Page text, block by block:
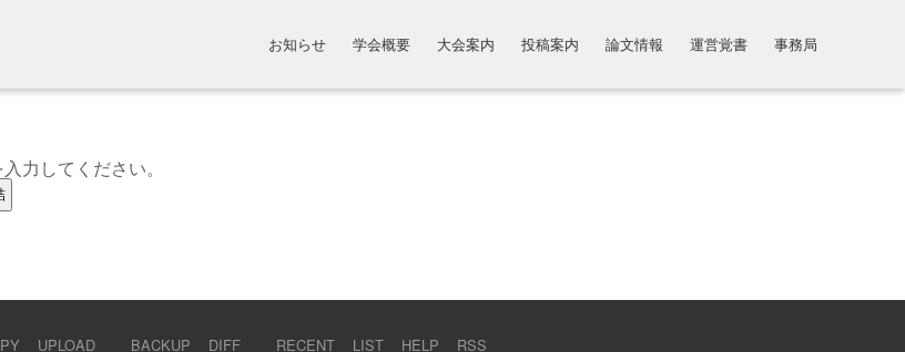
お知らせ 学会概要 大会案内 投稿案内 論文情報 運営覚書 事務局
力してください。
UPLOAD BACKUP DIFF RECENT LIST HELP RSS